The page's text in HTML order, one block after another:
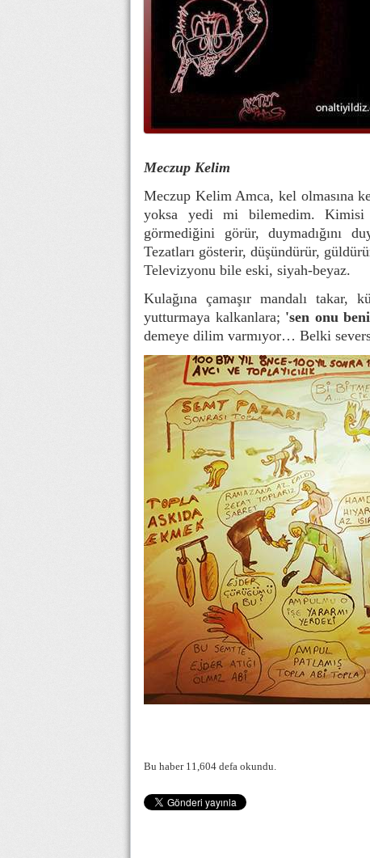
Meczup Kelim
Meczup Kelim Amca, kel olmasına
yoksa yedi mi bilemedim.
görmediğini görür, duymadığını
Tezatları gösterir, düşündürür,
Televizyonu bile eski, siyah-beyaz.
Kulağına çamaşır mandalı
yutturmaya kalkanlara; 'sen onu
demeye dilim varmıyor… Belki
Bu haber 11,604 defa okundu.